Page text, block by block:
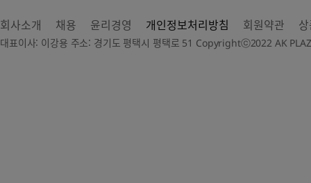
회사소개
채용 윤리경영 개인정보처리방침 회원약관
대표이사: 이강용 주소: 경기도 평택시 평택로 51 Copyrightⓒ2022 AK